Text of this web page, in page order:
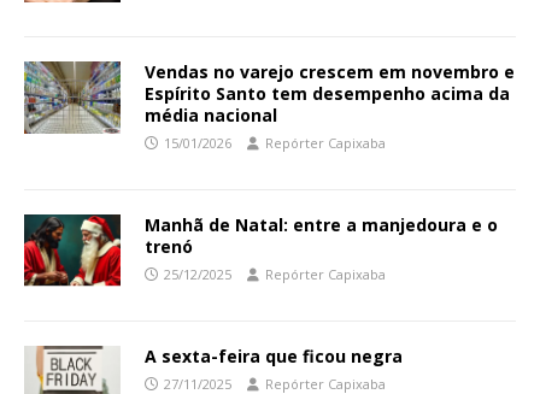
Vendas no varejo crescem em novembro e
Espírito Santo tem desempenho acima da
média nacional
15/01/2026 Repórter Capixaba
Manhã de Natal: entre a manjedoura e o
trenó
25/12/2025 Repórter Capixaba
A sexta-feira que ficou negra
27/11/2025 Repórter Capixaba